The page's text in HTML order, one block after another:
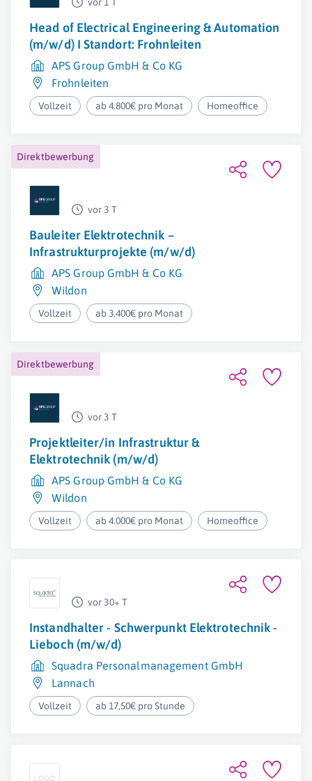
Head of Electrical Engineering & Automation
(m/w/d) I Standort: Frohnleiten
APS Group GmbH & Co KG
Frohnleiten
Vollzeit ab 4.800€ pro Monat Homeoffice
Direktbewerbung
vor 3 T
Bauleiter Elektrotechnik –
Infrastrukturprojekte (m/w/d)
APS Group GmbH & Co KG
Wildon
Vollzeit ab 3.400€ pro Monat
Direktbewerbung
vor 3 T
Projektleiter/in Infrastruktur &
Elektrotechnik (m/w/d)
APS Group GmbH & Co KG
Wildon
Vollzeit ab 4.000€ pro Monat Homeoffice
vor 30+ T
Instandhalter - Schwerpunkt Elektrotechnik -
Lieboch (m/w/d)
Squadra Personalmanagement GmbH
Lannach
Vollzeit ab 17,50€ pro Stunde